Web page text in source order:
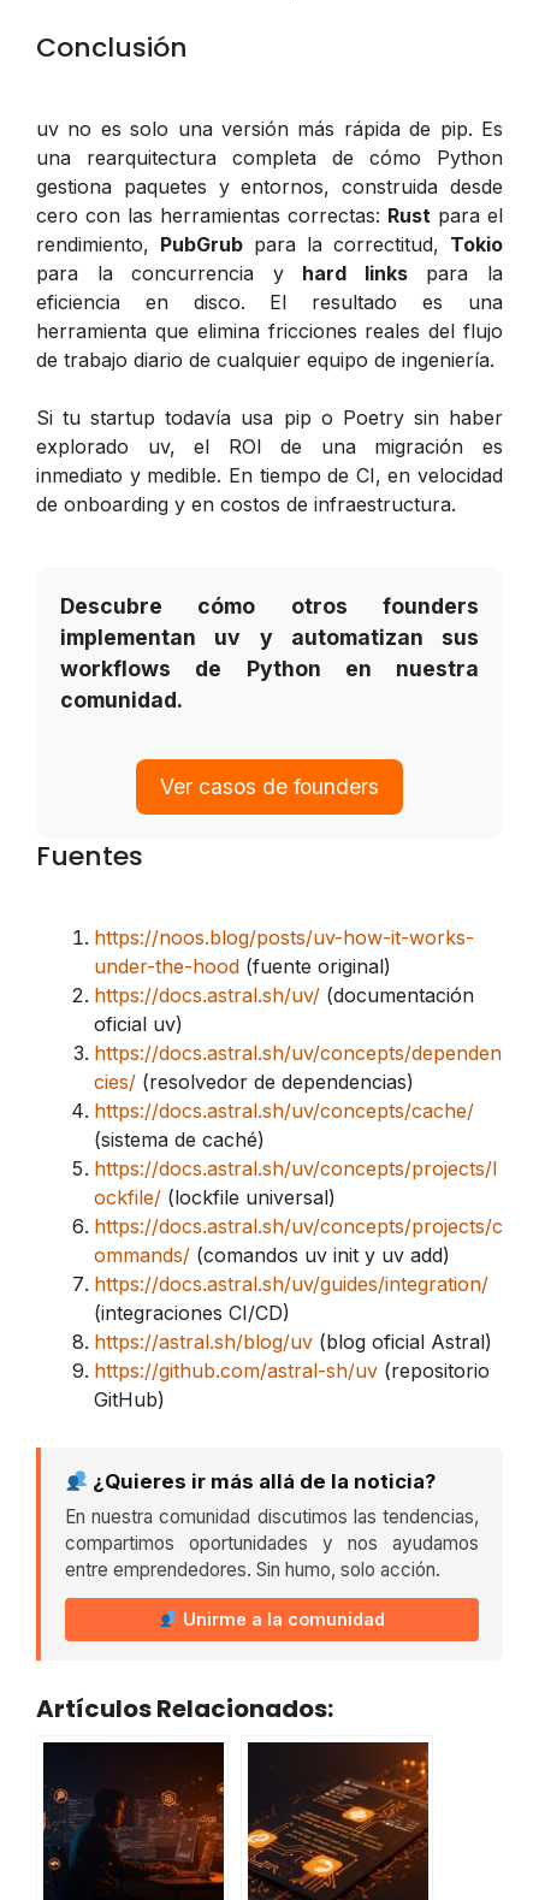
Conclusión
uv no es solo una versión más rápida de pip. Es
una rearquitectura completa de cómo Python
gestiona paquetes y entornos, construida desde
cero con las herramientas correctas: Rust para el
rendimiento, PubGrub para la correctitud, Tokio
para la concurrencia y hard linkspara la
eficiencia en disco. El resultado es una
herramienta que elimina fricciones reales del flujo
de trabajo diario de cualquier equipo de ingeniería.
Si tu startup todavía usa pip o Poetry sin haber
explorado uv, el ROI de una migración es
inmediato y medible. En tiempo de CI, en velocidad
de onboarding y en costos de infraestructura.
Descubre cómo otros founders
implementan uv y automatizan sus
workflows de Python en nuestra
comunidad.
Ver casos de founders
Fuentes
https://noos.blog/posts/uv-how-it-works-
under-the-hood (fuente original)
https://docs.astral.sh/uv/ (documentación
oficial uv)
https://docs.astral.sh/uv/concepts/dependen
cies/ (resolvedor de dependencias)
https://docs.astral.sh/uv/concepts/cache/
(sistema de caché)
https://docs.astral.sh/uv/concepts/projects/l
ockfile/ (lockfile universal)
https://docs.astral.sh/uv/concepts/projects/c
ommands/ (comandos uv init y uv add)
https://docs.astral.sh/uv/guides/integration/
(integraciones CI/CD)
https://astral.sh/blog/uv (blog oficial Astral)
https://github.com/astral-sh/uv (repositorio
GitHub)
¿Quieres ir más allá de la noticia?
En nuestra comunidad discutimos las tendencias,
compartimos oportunidades y nos ayudamos
entre emprendedores. Sin humo, solo acción.
Unirme a la comunidad
Artículos Relacionados: